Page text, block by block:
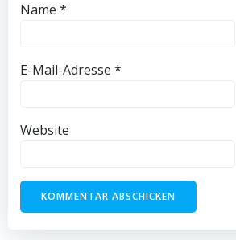
Name *
E-Mail-Adresse *
Website